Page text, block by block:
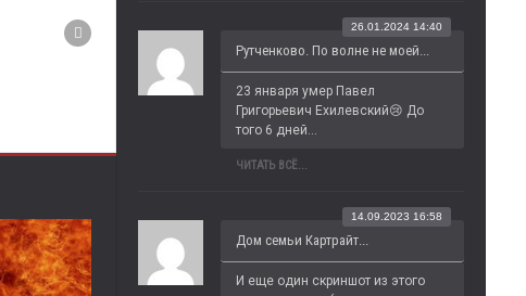
Рутченково. По волне не моей...
26.01.2024 14:40
23 января умер Павел
Григорьевич Ехилевский😢 До
того 6 дней...
ЧИТАТЬ ВСЁ...
Дом семьи Картрайт...
14.09.2023 16:58
И еще один скриншот из этого